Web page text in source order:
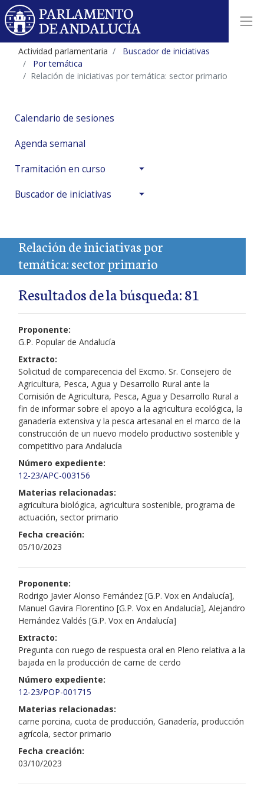
Actividad parlamentaria
Buscador de iniciativas
Por temática
Relación de iniciativas por temática: sector primario
Calendario de sesiones
Agenda semanal
Tramitación en curso
Buscador de iniciativas
Relación de iniciativas por
temática: sector primario
Resultados de la búsqueda: 81
Proponente:
G.P. Popular de Andalucía
Extracto:
Solicitud de comparecencia del Excmo. Sr. Consejero de
Agricultura, Pesca, Agua y Desarrollo Rural ante la
Comisión de Agricultura, Pesca, Agua y Desarrollo Rural a
fin de informar sobre el apoyo a la agricultura ecológica, la
ganadería extensiva y la pesca artesanal en el marco de la
construcción de un nuevo modelo productivo sostenible y
competitivo para Andalucía
Número expediente:
12-23/APC-003156
Materias relacionadas:
agricultura biológica, agricultura sostenible, programa de
actuación, sector primario
Fecha creación:
05/10/2023
Proponente:
Rodrigo Javier Alonso Fernández [G.P. Vox en Andalucía],
Manuel Gavira Florentino [G.P. Vox en Andalucía], Alejandro
Hernández Valdés [G.P. Vox en Andalucía]
Extracto:
Pregunta con ruego de respuesta oral en Pleno relativa a la
bajada en la producción de carne de cerdo
Número expediente:
12-23/POP-001715
Materias relacionadas:
carne porcina, cuota de producción, Ganadería, producción
agrícola, sector primario
Fecha creación:
03/10/2023